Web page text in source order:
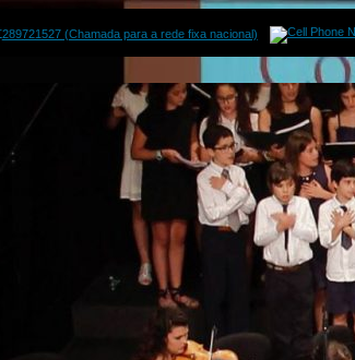
289721527 (Chamada para a rede fixa nacional)